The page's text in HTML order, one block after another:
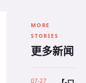
MORE
STORIES
更多新闻
07-27